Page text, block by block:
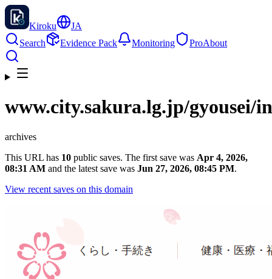
Kiroku
JA
Search
Evidence Pack Monitoring ProAbout
www.city.sakura.lg.jp/gyousei/
archives
This URL has 10 public saves. The first save was Apr 4, 2026,
08:31 AM and the latest save was Jun 27, 2026, 08:45 PM.
View recent saves on this domain